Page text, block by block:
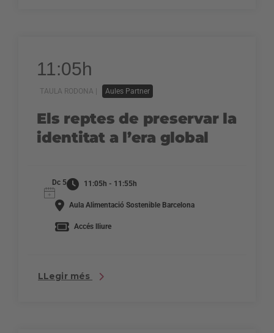
11:05h
TAULA RODONA | Aules Partner
Els reptes de preservar la
identitat a l’era global
Dc 5 11:05h - 11:55h
Aula Alimentació Sostenible Barcelona
Accés lliure
LLegir més